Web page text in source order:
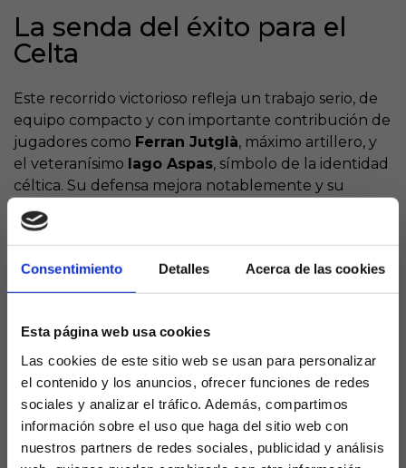
Consentimiento Detalles Acerca de las cookies
Esta página web usa cookies
Las cookies de este sitio web se usan para personalizar
el contenido y los anuncios, ofrecer funciones de redes
sociales y analizar el tráfico. Además, compartimos
información sobre el uso que haga del sitio web con
nuestros partners de redes sociales, publicidad y análisis
La senda del éxito para el
Celta
Este recorrido victorioso refleja un trabajo serio, de
equipo compacto y con importante contribución de
jugadores como Ferran Jutglà, máximo artillero, y
el veteranísimo Iago Aspas, símbolo de la identidad
céltica. Su defensa mejora notablemente y su
transición ofensiva se ha vuelto más vertical y
efectiva, con partidos donde han mostrado carácter
y futbol de alto nivel.
Próximo reto: Balaídos,
escenario favorable para el
Celta ante Barcelona
El siguiente compromiso es de máxima exigencia:
el jueves visitan al Dinamo Zagreb en Europa, y
tras ese envite, regresa LaLiga con la visita a Balaídos
delFC Barcelona
, el rival al que se medirá en un